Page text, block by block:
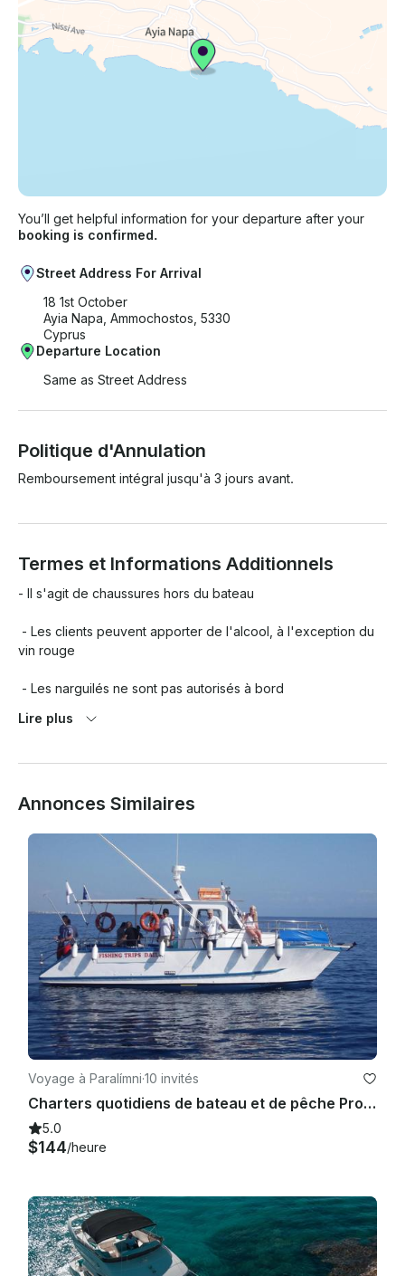
You’ll get helpful information for your departure after your
booking is confirmed.
Street Address For Arrival
18 1st October
Ayia Napa, Ammochostos, 5330
Cyprus
Departure Location
Same as Street Address
Politique d'Annulation
Remboursement intégral jusqu'à 3 jours avant.
Termes et Informations Additionnels
- Il s'agit de chaussures hors du bateau
vin rouge
- Les drogues sont strictement interdites à bord
- Le Capitan a le dernier mot en ce qui concerne l'itinéraire
avant le départ
plus avant le départ
Lire plus
Annonces Similaires
Voyage à Paralímni·10 invités
Charters quotidiens de bateau et de pêche Protaras - Agia Napa avec le capitaine Socrates
5.0
$144/heure